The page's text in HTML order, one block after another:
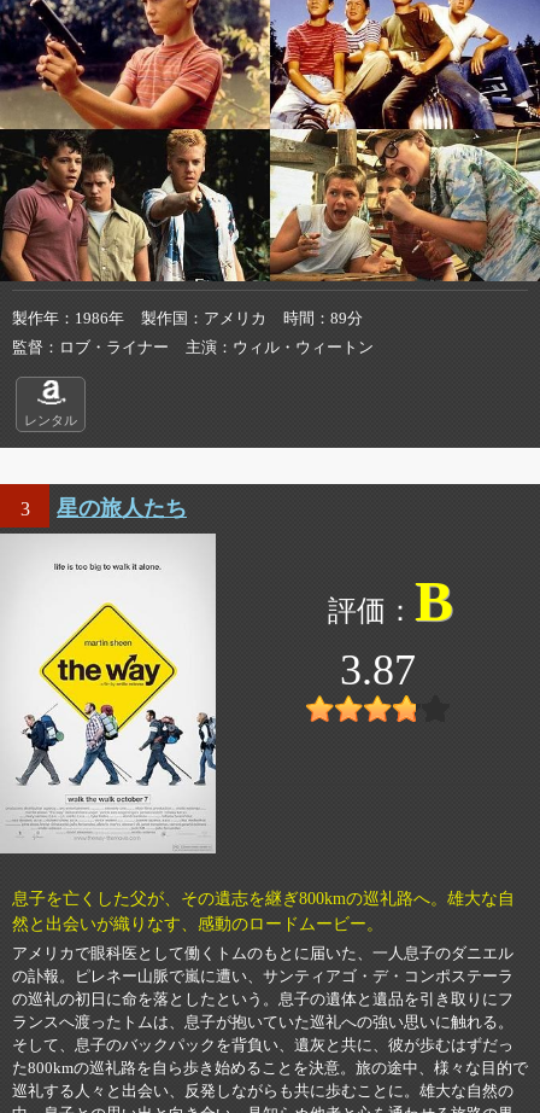
製作年 1986年 製作国 アメリカ 時間
89分
監督
ロブ・ライナー 主演 ウィル・ウィートン
レンタル
3 星の旅人たち
B
3.87
息子を亡くした父が、その遺志を継ぎ800kmの巡礼路へ。雄大な自
然と出会いが織りなす、感動のロードムービー。
アメリカで眼科医として働くトムのもとに届いた、一人息子のダニエル
の訃報。ピレネー山脈で嵐に遭い、サンティアゴ・デ・コンポステーラ
の巡礼の初日に命を落としたという。息子の遺体と遺品を引き取りにフ
ランスへ渡ったトムは、息子が抱いていた巡礼への強い思いに触れる。
そして、息子のバックパックを背負い、遺灰と共に、彼が歩むはずだっ
た800kmの巡礼路を自ら歩き始めることを決意。旅の途中、様々な目的で
巡礼する人々と出会い、反発しながらも共に歩むことに。雄大な自然の